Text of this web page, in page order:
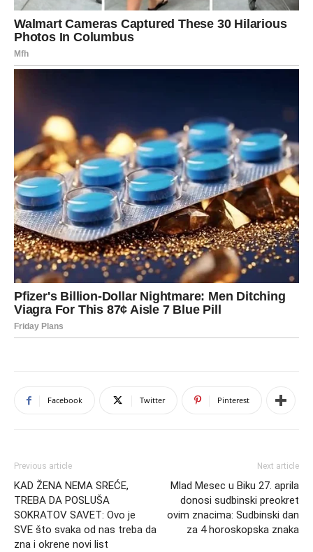
Facebook Twitter Pinterest
Previous article
KAD ŽENA NEMA SREĆE,
TREBA DA POSLUŠA
SOKRATOV SAVET: Ovo je
SVE što svaka od nas treba da
zna i okrene novi list
Next article
Mlad Mesec u Biku 27. aprila
donosi sudbinski preokret
ovim znacima: Sudbinski dan
za 4 horoskopska znaka